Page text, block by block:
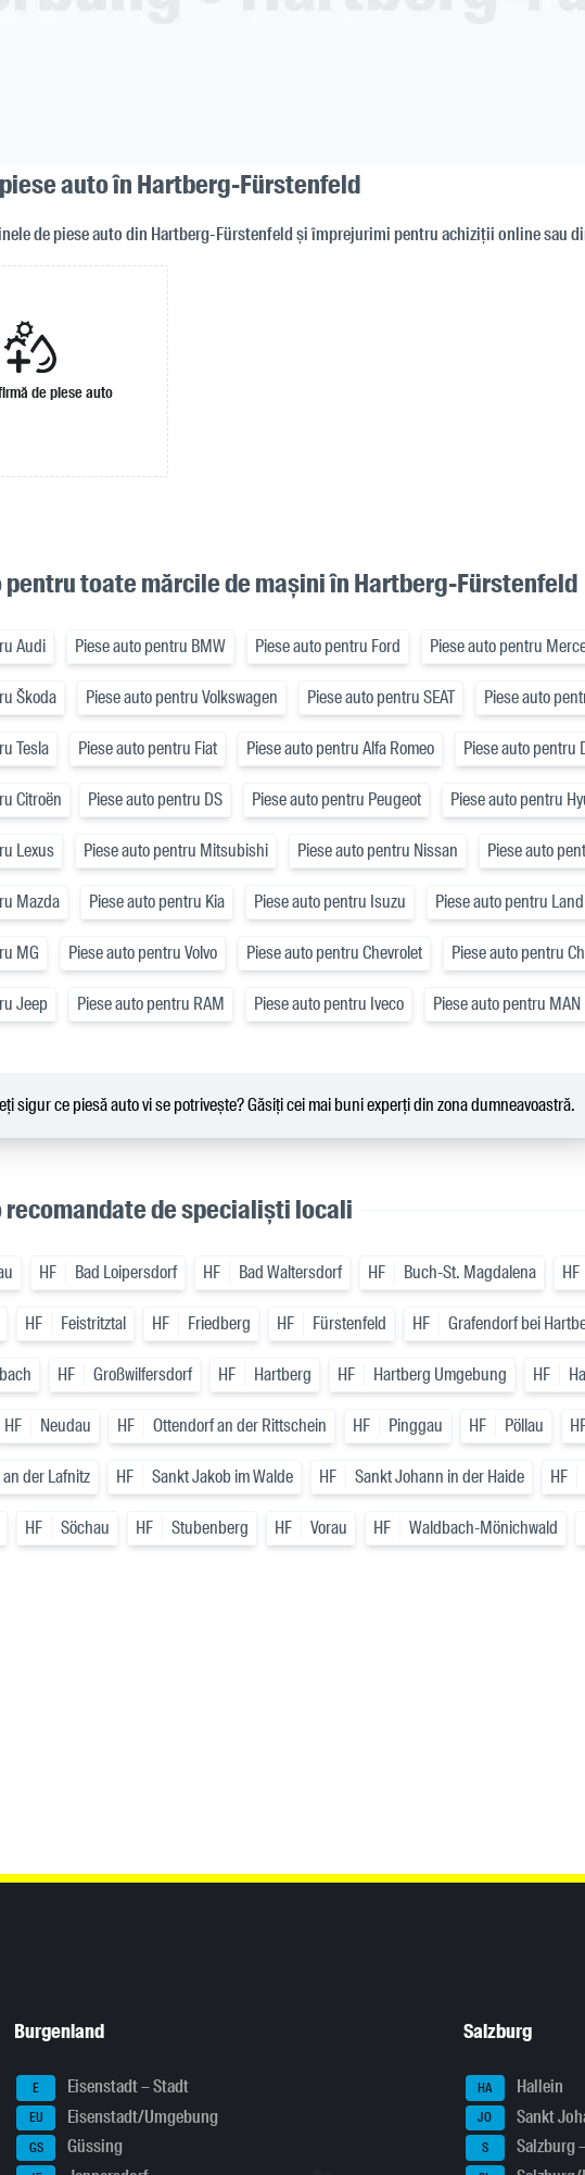
auto în Hartberg-Fürstenfeld
de piese auto din Hartberg-Fürstenfeld și împrejurimi pentru achiziții online sau
de piese auto
pentru toate mărcile de mașini în Hartberg-Fürstenfeld
Audi Piese auto pentru BMW Piese auto pentru Ford Piese auto pentru
Škoda Piese auto pentru Volkswagen Piese auto pentru SEAT Piese auto
Tesla Piese auto pentru Fiat Piese auto pentru Alfa Romeo Piese auto pentru
Citroën Piese auto pentru DS Piese auto pentru Peugeot Piese auto pentru
Lexus Piese auto pentru Mitsubishi Piese auto pentru Nissan Piese auto
Mazda Piese auto pentru Kia Piese auto pentru Isuzu Piese auto pentru
MG Piese auto pentru Volvo Piese auto pentru Chevrolet Piese auto pentru
Jeep Piese auto pentru RAM Piese auto pentru Iveco Piese auto pentru MAN
sigur ce piesă auto vi se potrivește? Găsiți cei mai buni experți din zona dumneavoastră.
recomandate de specialiști locali
HF Bad Loipersdorf HF Bad Waltersdorf HF Buch-St. Magdalena HF
HF Feistritztal HF Friedberg HF Fürstenfeld HF Grafendorf bei
HF Großwilfersdorf HF Hartberg HF Hartberg Umgebung HF
HF Neudau HF Ottendorf an der Rittschein HF Pinggau HF Pöllau
der Lafnitz HF Sankt Jakob im Walde HF Sankt Johann in der Haide HF
HF Söchau HF Stubenberg HF Vorau HF Waldbach-Mönichwald
Burgenland
E Eisenstadt – Stadt
EU Eisenstadt/Umgebung
GS Güssing
Salzburg
HA Hallein
JO Sankt
S Salzburg